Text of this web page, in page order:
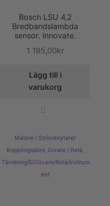
Bosch LSU 4,2
Bredbandslambda
sensor. Innovate.
1 195,00kr
Lägg till i
varukorg
Mätare / Strömbrytare/
Kopplingsplint, Givare / Relä
Tändning/El/Givare/Relä/Instrum
ent